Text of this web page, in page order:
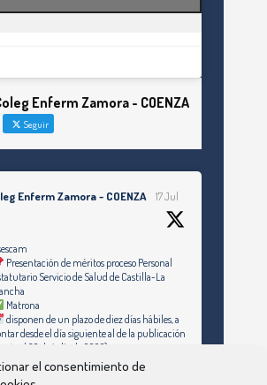
el consentimiento de
Enferm Zamora - COENZA
Seguir
Enferm Zamora - COENZA 17 Jul
Presentación de méritos proceso Personal
Servicio de Salud de Castilla-La
Matrona
disponen de un plazo de diez días hábiles, a
desde el día siguiente al de la publicación
el 30 de julio de 2026)